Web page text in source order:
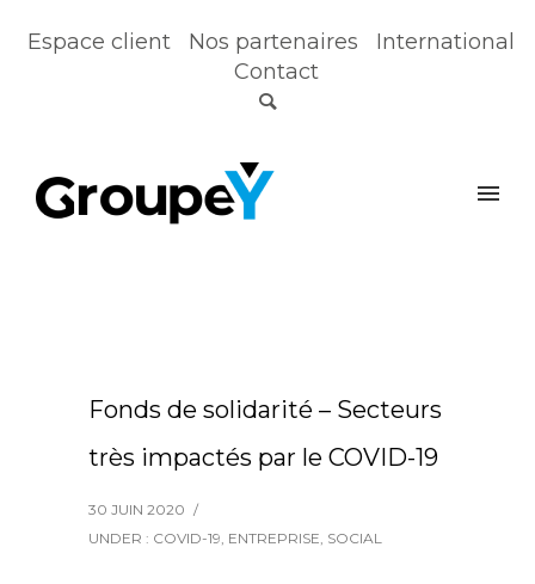
Espace client Nos partenaires
International
Contact
Fonds de solidarité – Secteurs
très impactés par le COVID-19
30 JUIN 2020 /
UNDER : COVID-19, ENTREPRISE, SOCIAL